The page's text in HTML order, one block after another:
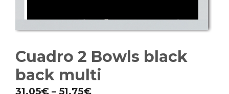
Cuadro 2 Bowls black
back multi
31,05€ – 51,75€